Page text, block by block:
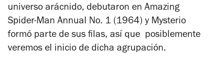
universo arácnido, debutaron en Amazing
Spider-Man Annual No. 1 (1964) y Mysterio
formó parte de sus filas, así que posiblemente
veremos el inicio de dicha agrupación.